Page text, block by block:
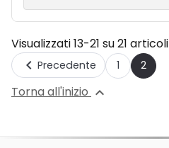
Visualizzati 13-21 su 21 articoli
 Precedente 1 2
Torna all'inizio 